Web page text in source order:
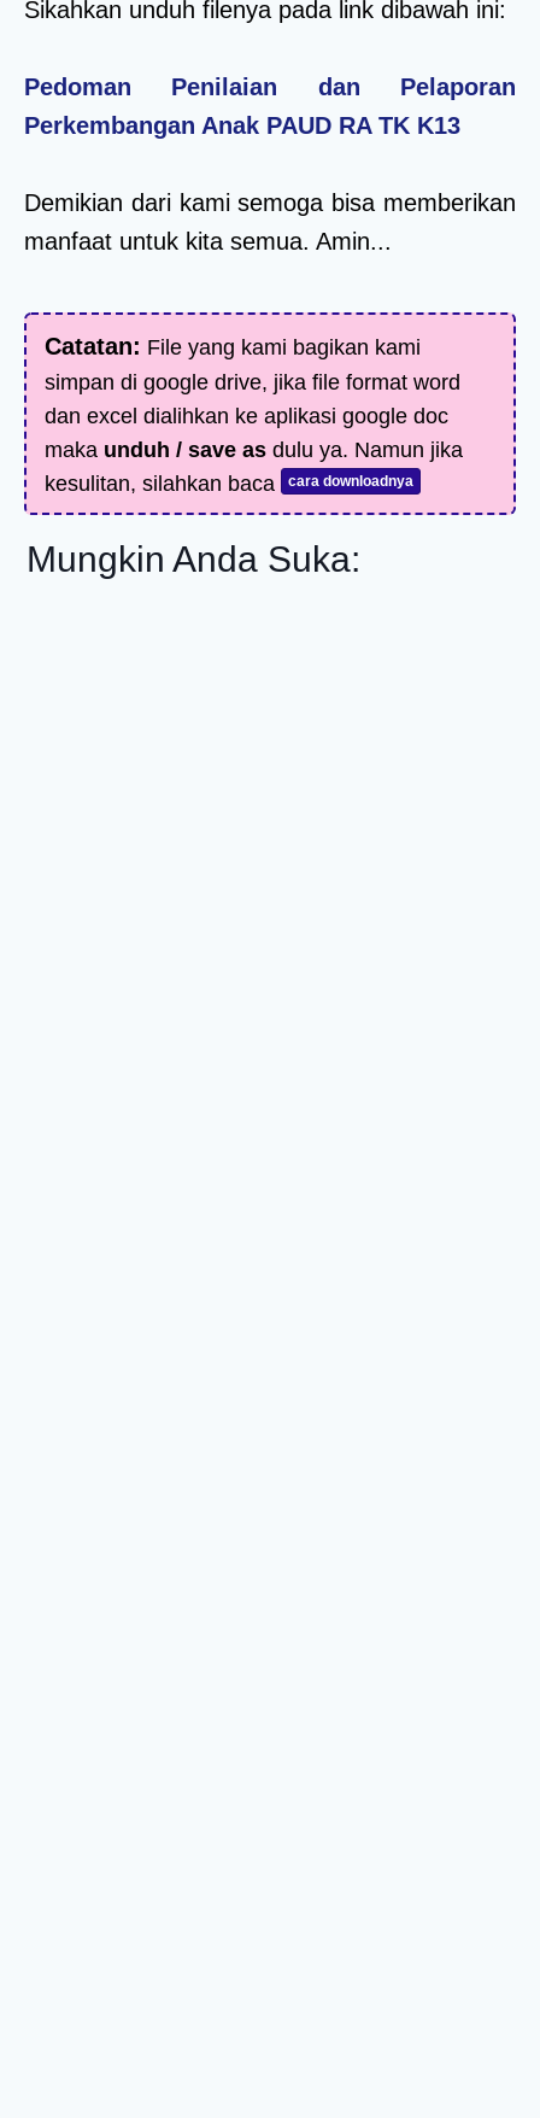
Sikahkan unduh filenya pada link dibawah ini:
Pedoman Penilaian dan Pelaporan
Perkembangan Anak PAUD RA TK K13
Demikian dari kami semoga bisa memberikan
manfaat untuk kita semua. Amin...
Catatan: File yang kami bagikan kami
simpan di google drive, jika file format word
dan excel dialihkan ke aplikasi google doc
maka unduh / save as dulu ya. Namun jika
kesulitan, silahkan baca
cara downloadnya
Mungkin Anda Suka: